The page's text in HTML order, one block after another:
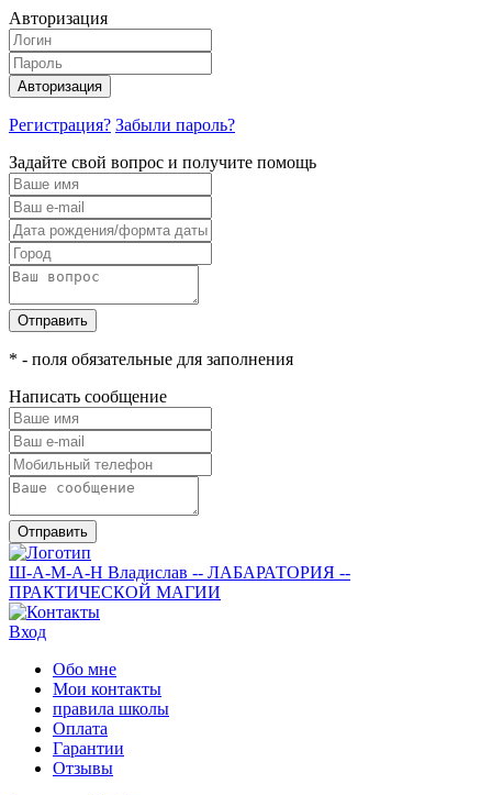
Авторизация
Авторизация
Регистрация? Забыли пароль?
Задайте свой вопрос и получите помощь
Отправить
* - поля обязательные для заполнения
Написать сообщение
Отправить
Ш-А-М-А-Н Владислав -- ЛАБАРАТОРИЯ --
ПРАКТИЧЕСКОЙ МАГИИ
Вход
Обо мне
Мои контакты
правила школы
Оплата
Гарантии
Отзывы